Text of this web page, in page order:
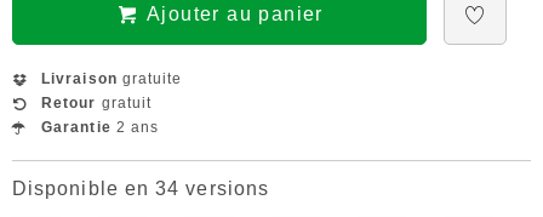
Ajouter au panier
Livraison gratuite
Retour gratuit
Garantie 2 ans
Disponible en 34 versions